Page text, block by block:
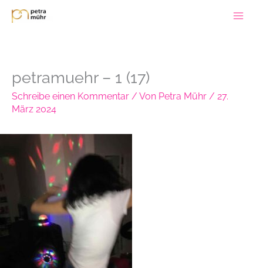
Zum
Inhalt
petramuehr – 1 (17)
Schreibe einen Kommentar / Von Petra Mühr / 27.
März 2024